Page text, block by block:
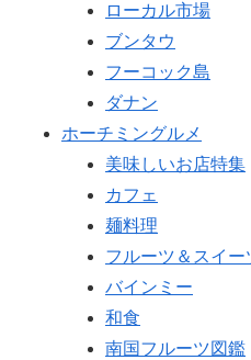
ローカル市場
ブンタウ
フーコック島
ダナン
ホーチミングルメ
美味しいお店特集
カフェ
麺料理
フルーツ＆スイー
バインミー
和食
南国フルーツ図鑑